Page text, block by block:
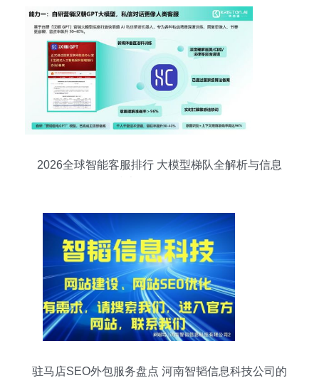
2026全球智能客服排行 大模型梯队全解析与信息
驻马店SEO外包服务盘点 河南智韬信息科技公司的